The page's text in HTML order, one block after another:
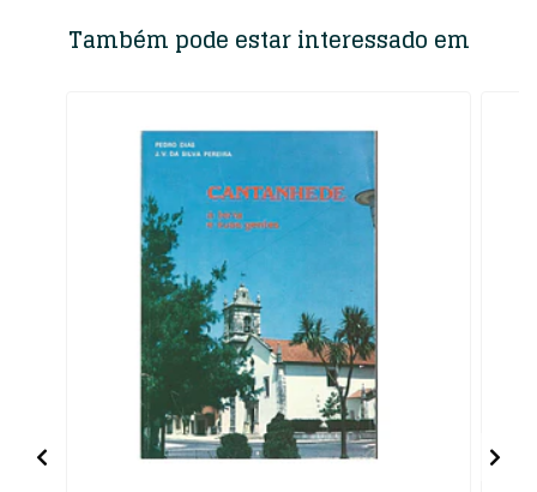
Também pode estar interessado em